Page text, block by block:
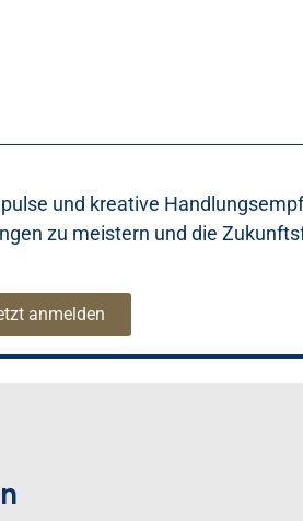
und kreative
zu meistern und die
anmelden